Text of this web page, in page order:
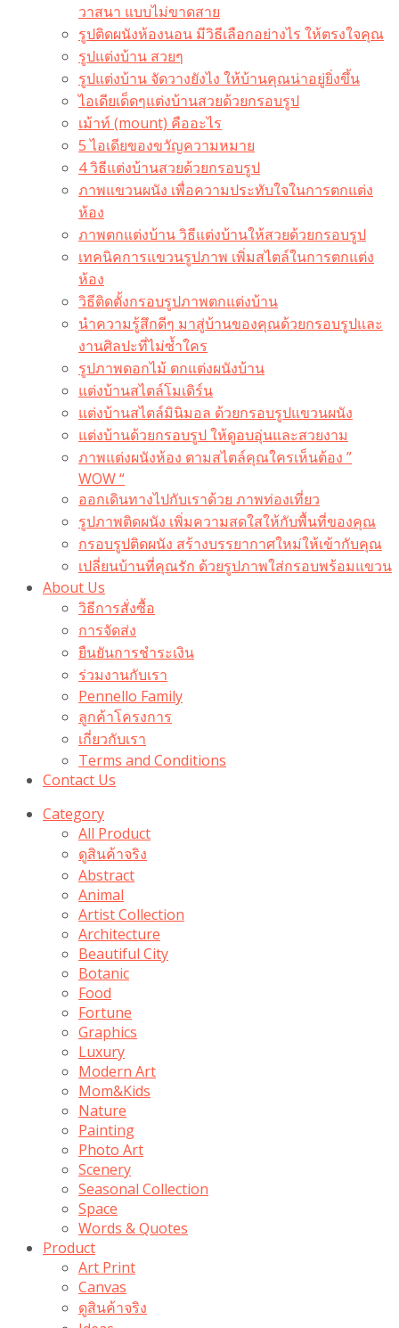
วาสนา แบบไม่ขาดสาย
รูปติดผนังห้องนอน มีวิธีเลือกอย่างไร ให้ตรงใจคุณ
รูปแต่งบ้าน สวยๆ
รูปแต่งบ้าน จัดวางยังไง ให้บ้านคุณน่าอยู่ยิ่งขึ้น
ไอเดียเด็ดๆแต่งบ้านสวยด้วยกรอบรูป
เม้าท์ (mount) คืออะไร​
5 ไอเดียของขวัญความหมาย
4 วิธีแต่งบ้านสวยด้วยกรอบรูป
ภาพแขวนผนัง เพื่อความประทับใจในการตกแต่ง
ห้อง
ภาพตกแต่งบ้าน วิธีแต่งบ้านให้สวยด้วยกรอบรูป
เทคนิคการแขวนรูปภาพ เพิ่มสไตล์ในการตกแต่ง
ห้อง
วิธีติดตั้งกรอบรูปภาพตกแต่งบ้าน
นำความรู้สึกดีๆ มาสู่บ้านของคุณด้วยกรอบรูปและ
งานศิลปะที่ไม่ซ้ำใคร
รูปภาพดอกไม้ ตกแต่งผนังบ้าน
แต่งบ้านสไตล์โมเดิร์น
แต่งบ้านสไตล์มินิมอล ด้วยกรอบรูปแขวนผนัง
แต่งบ้านด้วยกรอบรูป ให้ดูอบอุ่นและสวยงาม
ภาพแต่งผนังห้อง ตามสไตล์คุณใครเห็นต้อง ”
WOW “
ออกเดินทางไปกับเราด้วย ภาพท่องเที่ยว
รูปภาพติดผนัง เพิ่มความสดใสให้กับพื้นที่ของคุณ
กรอบรูปติดผนัง สร้างบรรยากาศใหม่ให้เข้ากับคุณ
เปลี่ยนบ้านที่คุณรัก ด้วยรูปภาพใส่กรอบพร้อมแขวน​
About Us
วิธีการสั่งซื้อ
การจัดส่ง
ยืนยันการชำระเงิน
ร่วมงานกับเรา
Pennello Family
ลูกค้าโครงการ
เกี่ยวกับเรา
Terms and Conditions
Contact Us
Category
All Product
ดูสินค้าจริง
Abstract
Animal
Artist Collection
Architecture
Beautiful City
Botanic
Food
Fortune
Graphics
Luxury
Modern Art
Mom&Kids
Nature
Painting
Photo Art
Scenery
Seasonal Collection
Space
Words & Quotes
Product
Art Print
Canvas
ดูสินค้าจริง